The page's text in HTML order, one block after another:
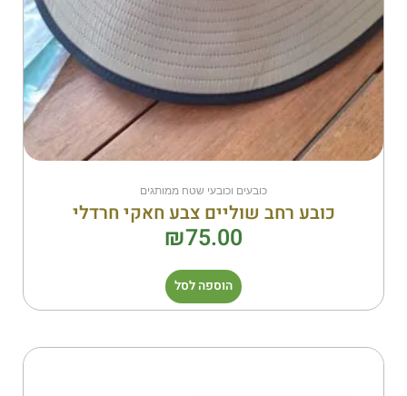
כובעים וכובעי שטח ממותגים
כובע רחב שוליים צבע חאקי חרדלי
₪75.00
הוספה לסל